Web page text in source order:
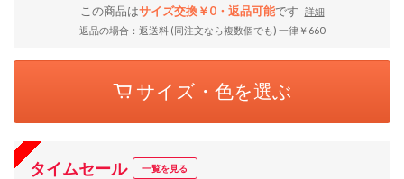
この商品はサイズ交換￥0・返品可能です
詳細
返品の場合：返送料 (同注文なら複数個でも) 一律￥660
サイズ・色を選ぶ
タイムセール 一覧を見る